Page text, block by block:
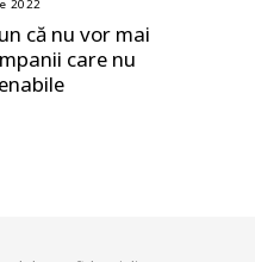
2022
că nu vor mai
care nu